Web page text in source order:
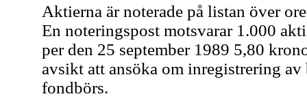
Aktierna är noterade på listan över
En noteringspost motsvarar 1.000
per den 25 september 1989 5,80
avsikt att ansöka om inregistrering
fondbörs.